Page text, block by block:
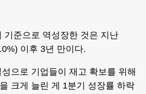
기준으로 역성장한 것은 지난
이후 3년 만이다.
으로 기업들이 재고 확보를 위해
크게 늘린 게 1분기 성장률 하락